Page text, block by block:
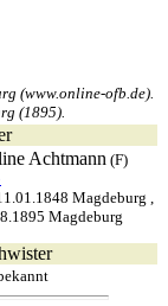
(www.online-ofb.de).
(1895).
Achtmann (F)
Magdeburg ,
Magdeburg